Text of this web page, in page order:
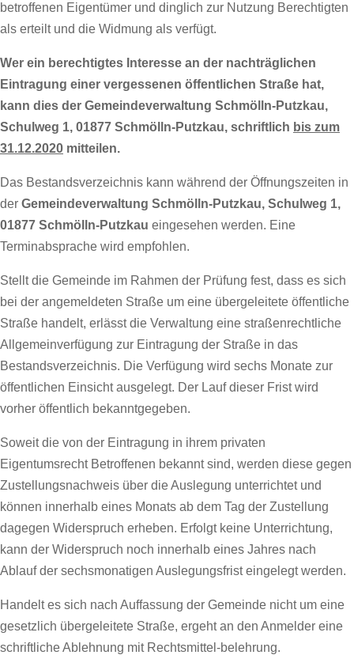
betroffenen Eigentümer und dinglich zur Nutzung Berechtigten
als erteilt und die Widmung als verfügt.
Wer ein berechtigtes Interesse an der nachträglichen
Eintragung einer vergessenen öffentlichen Straße hat,
kann dies der Gemeindeverwaltung Schmölln-Putzkau,
Schulweg 1, 01877 Schmölln-Putzkau, schriftlich bis zum
31.12.2020 mitteilen.
Das Bestandsverzeichnis kann während der Öffnungszeiten in
der Gemeindeverwaltung Schmölln-Putzkau, Schulweg 1,
01877 Schmölln-Putzkau eingesehen werden. Eine
Terminabsprache wird empfohlen.
Stellt die Gemeinde im Rahmen der Prüfung fest, dass es sich
bei der angemeldeten Straße um eine übergeleitete öffentliche
Straße handelt, erlässt die Verwaltung eine straßenrechtliche
Allgemeinverfügung zur Eintragung der Straße in das
Bestandsverzeichnis. Die Verfügung wird sechs Monate zur
öffentlichen Einsicht ausgelegt. Der Lauf dieser Frist wird
vorher öffentlich bekanntgegeben.
Soweit die von der Eintragung in ihrem privaten
Eigentumsrecht Betroffenen bekannt sind, werden diese gegen
Zustellungsnachweis über die Auslegung unterrichtet und
können innerhalb eines Monats ab dem Tag der Zustellung
dagegen Widerspruch erheben. Erfolgt keine Unterrichtung,
kann der Widerspruch noch innerhalb eines Jahres nach
Ablauf der sechsmonatigen Auslegungsfrist eingelegt werden.
Handelt es sich nach Auffassung der Gemeinde nicht um eine
gesetzlich übergeleitete Straße, ergeht an den Anmelder eine
schriftliche Ablehnung mit Rechtsmittel-belehrung.